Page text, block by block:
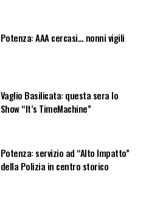
Potenza: AAA cercasi… nonni vigili
Vaglio Basilicata: questa sera lo
Show “It’s TimeMachine”
Potenza: servizio ad “Alto Impatto”
della Polizia in centro storico